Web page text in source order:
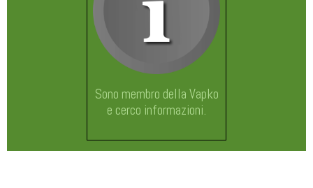
Sono membro della Vapko
e cerco informazioni.